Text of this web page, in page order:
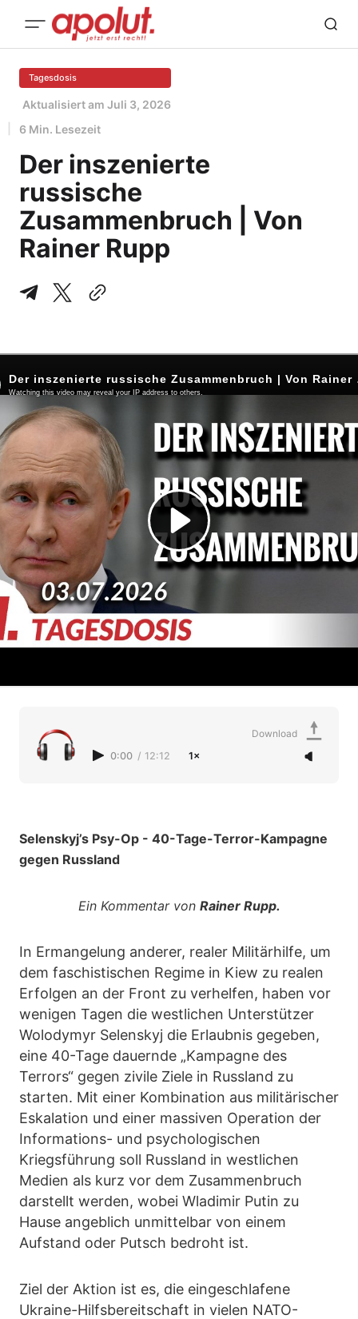
Tagesdosis
Aktualisiert am Juli 3, 2026
6 Min. Lesezeit
Der inszenierte
russische
Zusammenbruch | Von
Rainer Rupp
0:00 / 12:12 1×
Download
Selenskyj’s Psy-Op - 40-Tage-Terror-Kampagne
gegen Russland
Ein Kommentar von Rainer Rupp.
In Ermangelung anderer, realer Militärhilfe, um
dem faschistischen Regime in Kiew zu realen
Erfolgen an der Front zu verhelfen, haben vor
wenigen Tagen die westlichen Unterstützer
Wolodymyr Selenskyj die Erlaubnis gegeben,
eine 40-Tage dauernde „Kampagne des
Terrors“ gegen zivile Ziele in Russland zu
starten. Mit einer Kombination aus militärischer
Eskalation und einer massiven Operation der
Informations- und psychologischen
Kriegsführung soll Russland in westlichen
Medien als kurz vor dem Zusammenbruch
darstellt werden, wobei Wladimir Putin zu
Hause angeblich unmittelbar von einem
Aufstand oder Putsch bedroht ist.
Ziel der Aktion ist es, die eingeschlafene
Ukraine-Hilfsbereitschaft in vielen NATO-